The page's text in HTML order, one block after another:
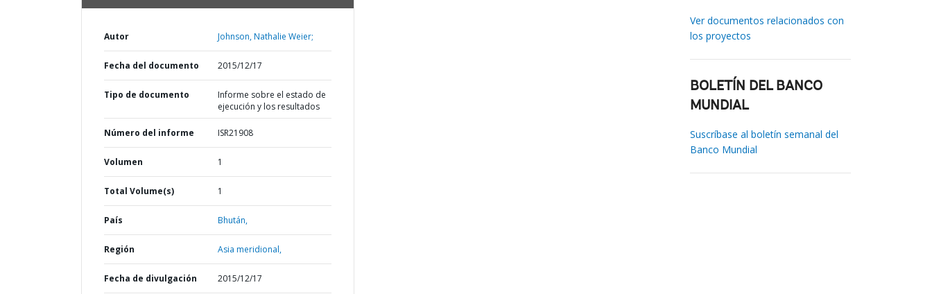
Autor Johnson, Nathalie Weier;
Fecha del documento 2015/12/17
Tipo de documento
Informe sobre el estado de
ejecución y los resultados
Número del informe ISR21908
Volumen 1
Total Volume(s) 1
País Bhután,
Región Asia meridional,
Fecha de divulgación 2015/12/17
Ver documentos relacionados con
los proyectos
BOLETÍN DEL BANCO
MUNDIAL
Suscríbase al boletín semanal del
Banco Mundial